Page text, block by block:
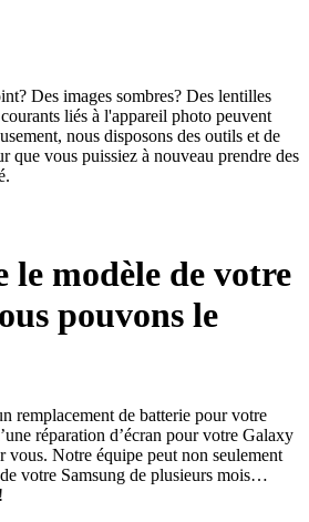
Des images sombres? Des lentilles
liés à l'appareil photo peuvent
nous disposons des outils et de
que vous puissiez à nouveau prendre des
le modèle de votre
pouvons le
remplacement de batterie pour votre
réparation d’écran pour votre Galaxy
vous. Notre équipe peut non seulement
votre Samsung de plusieurs mois…